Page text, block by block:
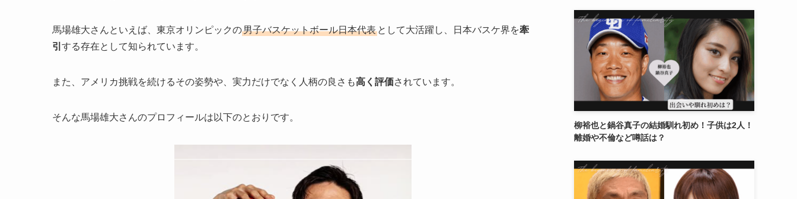
馬場雄大さんといえば、東京オリンピックの男子バスケットボール日本代表 として大活躍し、日本バスケ界を牽
引 する存在として知られています。
また、アメリカ挑戦を続けるその姿勢や、実力だけでなく人柄の良さも高く評価されています。
そんな馬場雄大さんのプロフィールは以下のとおりです。
柳裕也と鍋谷真子の結婚馴れ初め！子供は2人！
離婚や不倫など噂話は？